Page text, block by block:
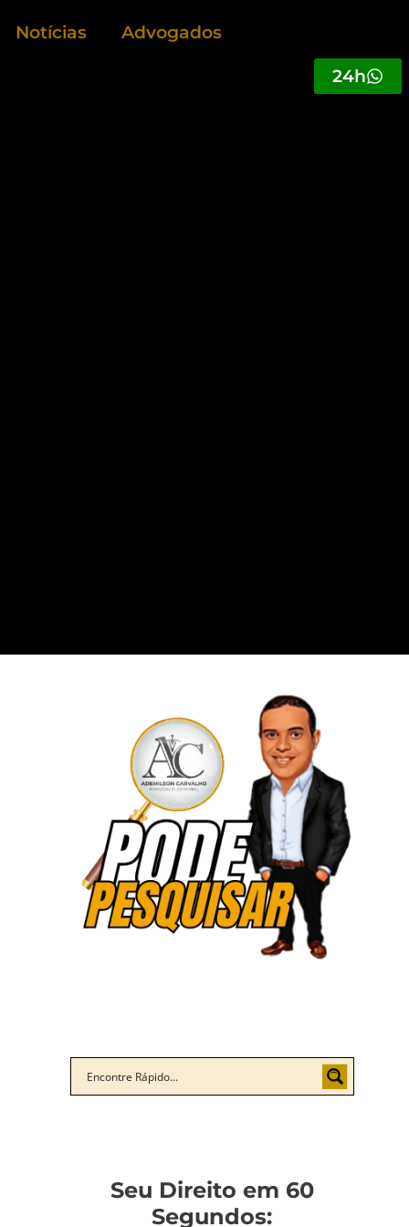
Notícias Advogados
24h
Seu Direito em 60
Segundos: